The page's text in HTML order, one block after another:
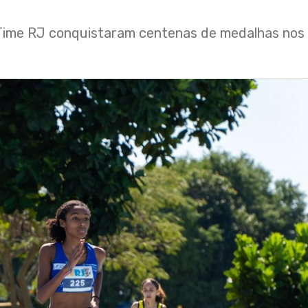
RJ conquistaram centenas de medalhas